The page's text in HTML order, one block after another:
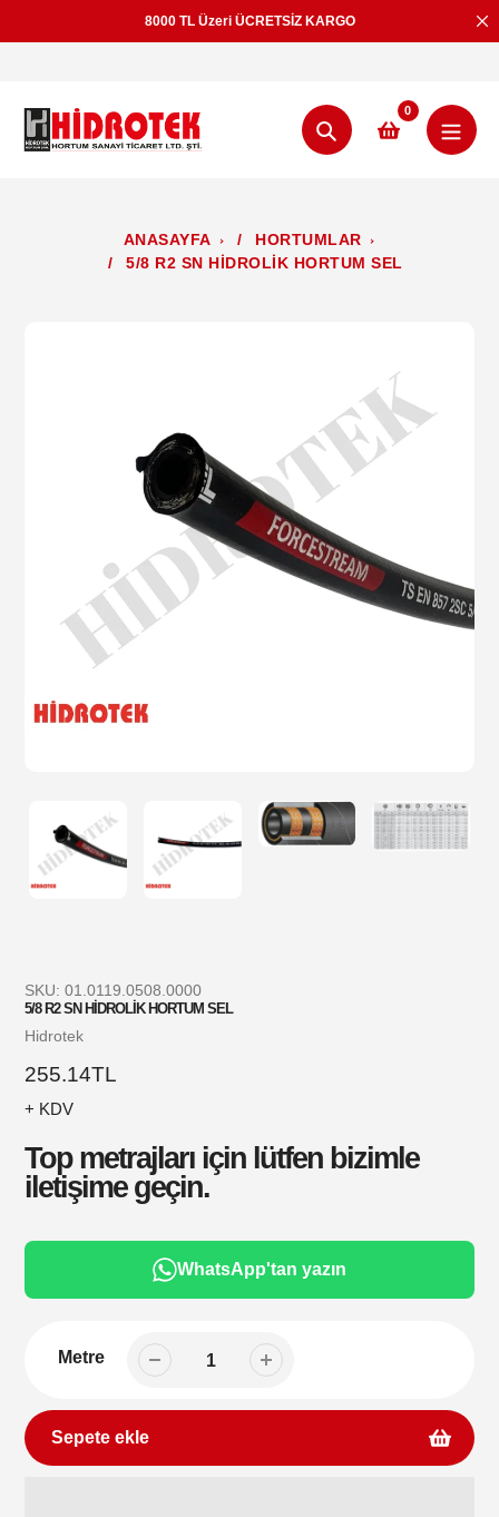
geç
8000 TL Üzeri ÜCRETSİZ KARGO
Aramak
0
ANASAYFA /
HORTUMLAR
/
5/8 R2 SN HİDROLİK HORTUM SEL
SKU: 01.0119.0508.0000
5/8 R2 SN HİDROLİK HORTUM SEL
Satıcı
Hidrotek
Normal
fiyat
255.14TL
+ KDV
Top metrajları için lütfen bizimle
iletişime geçin.
WhatsApp'tan yazın
Metre
Sepete ekle